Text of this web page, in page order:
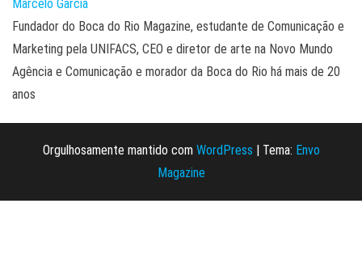
Marcelo Garcia
Fundador do Boca do Rio Magazine, estudante de Comunicação e
Marketing pela UNIFACS, CEO e diretor de arte na Novo Mundo
Agência e Comunicação e morador da Boca do Rio há mais de 20
anos
Orgulhosamente mantido com WordPress | Tema: Envo
Magazine